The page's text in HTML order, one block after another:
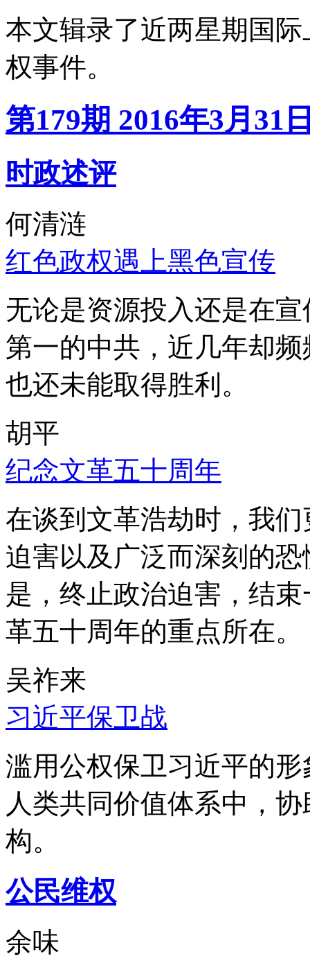
本文辑录了近两星期国
权事件。
第179期 2016年3月31
时政述评
何清涟
红色政权遇上黑色宣传
无论是资源投入还是在
第一的中共，近几年却
也还未能取得胜利。
胡平
纪念文革五十周年
在谈到文革浩劫时，我
迫害以及广泛而深刻的
是，终止政治迫害，结
革五十周年的重点所在。
吴祚来
习近平保卫战
滥用公权保卫习近平的
人类共同价值体系中，
构。
公民维权
余味